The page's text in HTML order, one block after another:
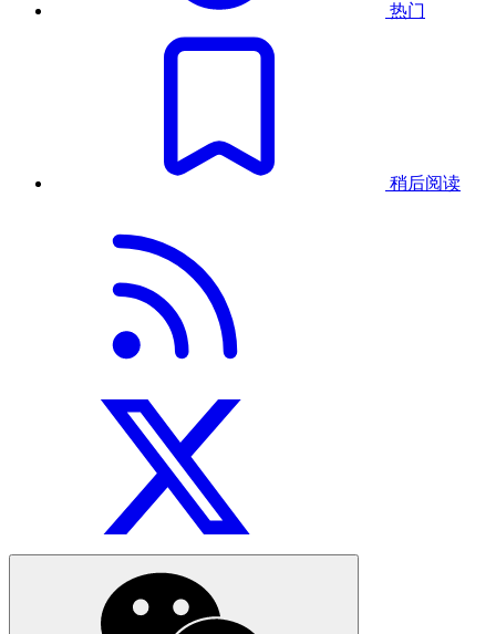
热门
稍后阅读